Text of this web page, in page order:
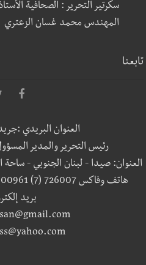
سكرتير التحرير : الصحافية
المهندس محمد غسان الزعتري
تابعنا
العنوان البريدي
رئيس التحرير والمدير
العنوان: صيدا - لبنان الجنوبي - ساحة
هاتف وفاكس 726007 (7) 00961 - خليوي 226013 (3) 00961
بريد